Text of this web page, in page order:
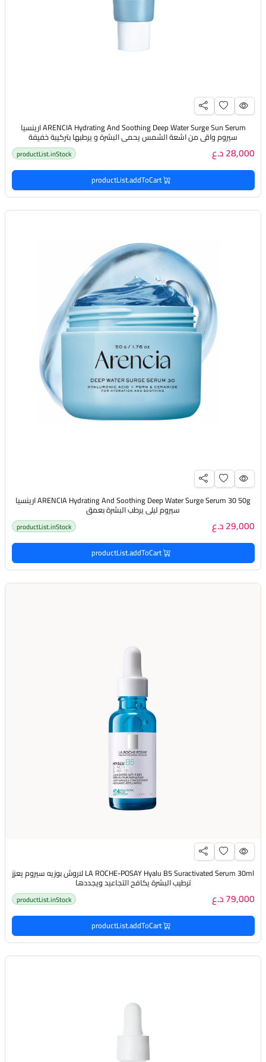
ARENCIA Hydrating And Soothing Deep Water Surge Sun Serum ارينسيا
سيروم واقي من اشعة الشمس يحمي البشرة و يرطبها بتركيبة خفيفة
28,000 د.ع productList.inStock
productList.addToCart
ARENCIA Hydrating And Soothing Deep Water Surge Serum 30 50g ارينسيا
سيروم ليلي يرطب البشرة بعمق
29,000 د.ع productList.inStock
productList.addToCart
LA ROCHE-POSAY Hyalu B5 Suractivated Serum 30ml لاروش بوزيه سيروم يعزز
ترطيب البشرة يكافح التجاعيد ويجددها
79,000 د.ع productList.inStock
productList.addToCart